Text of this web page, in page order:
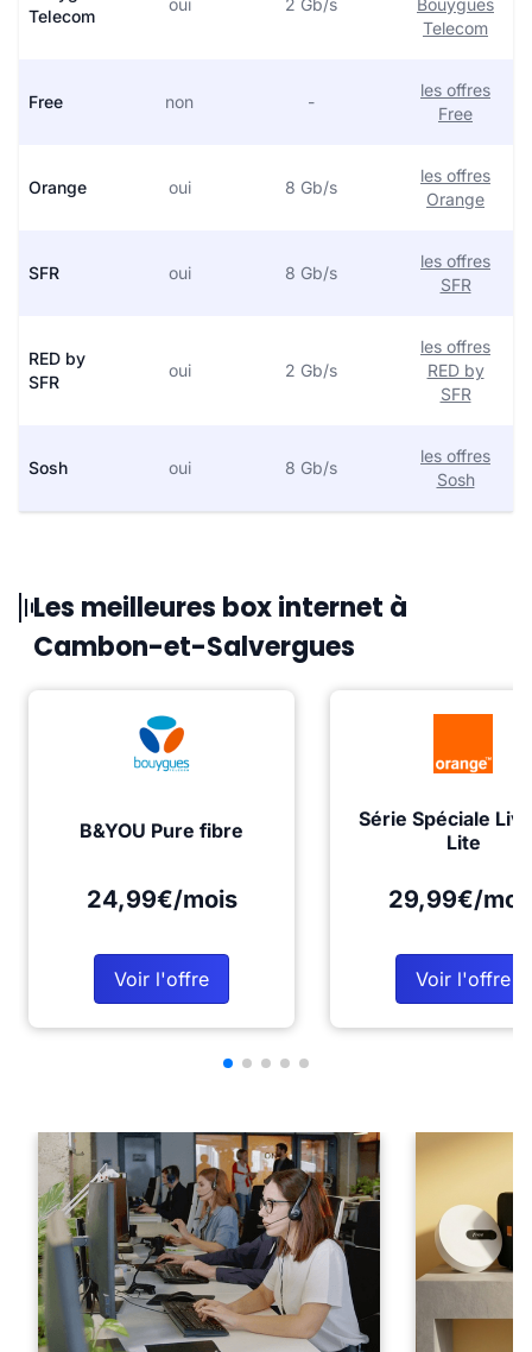
Telecom
oui 2 Gb/s
Bouygues
Telecom
Free non -
les offres
Free
Orange oui 8 Gb/s
les offres
Orange
SFR oui 8 Gb/s
les offres
SFR
RED by
SFR
oui 2 Gb/s
les offres
RED by
SFR
Sosh oui 8 Gb/s
les offres
Sosh
Les meilleures box internet à
Cambon-et-Salvergues
B&YOU Pure fibre
24,99€/mois
Voir l'offre
Série Spéciale
Lite
29,99€/
Voir l'offre